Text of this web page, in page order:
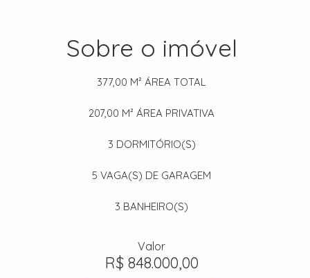
Sobre o imóvel
377,00 M² ÁREA TOTAL
207,00 M² ÁREA PRIVATIVA
3 DORMITÓRIO(S)
5 VAGA(S) DE GARAGEM
3 BANHEIRO(S)
Valor
R$ 848.000,00